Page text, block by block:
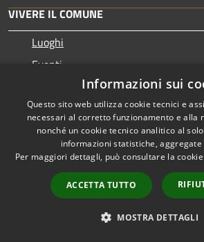
VIVERE IL COMUNE
Luoghi
Eventi
CONTATTI
Comune di Gravina di Catania
Viale Guglielmo Marconi, 6 - 95030
Partita IVA: 80006830873
comune.gravina-di-
Centralino Unico: 0957199111
Informazioni sui
Questo sito web utilizza cookie tecnici e
necessari al corretto funzionamento e alla
nonché un cookie tecnico analitico al
informazioni statistiche, aggregate
Per maggiori dettagli, può consultare la
ACCETTA TUTTO
MOSTRA DETTAGLI